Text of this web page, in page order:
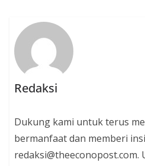
Redaksi
Dukung kami untuk terus
bermanfaat dan memberi
redaksi@theeconopost.com.